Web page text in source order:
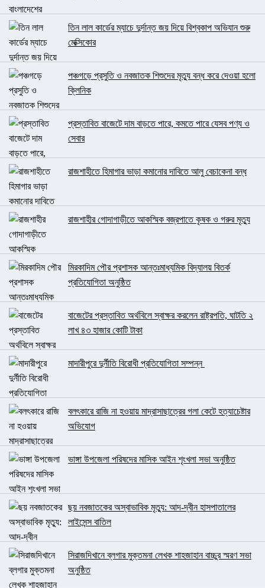
তিন লাল কার্ডের ম্যাচে দুর্দান্ত জয় দিয়ে বিশ্বকাপ অভিযান শুরু
মেক্সিকোর
পঞ্চগড়ে প্রসুতি ও নবজাতক শিশুদের মৃত্যু বন্ধ করে দেওয়া হলো
ক্লিনিক
প্রস্তাবিত বাজেটে দাম বাড়তে পারে, কমতে পারে যেসব পণ্য ও
সেবার
রাজশাহীতে হিমাগার ভাড়া কমানোর দাবিতে আলু বেচাকেনা বন্ধ
রাজশাহীর গোদাগাড়ীতে আকস্মিক বজ্রপাতে কৃষক ও গরুর মৃত্যু
মিরকাদিম পৌর প্রশাসক আন্তঃমাধ্যমিক বিদ্যালয় বিতর্ক
প্রতিযোগিতা অনুষ্ঠিত
বাজেটের প্রস্তাবিত অর্থবিলে স্বাক্ষর করলেন রাষ্ট্রপতি, ঘাটতি ২
লাখ ৪৩ হাজার কোটি টাকা
মাদারীপুরে দুর্নীতি বিরোধী প্রতিযোগিতা সম্পন্ন
বলৎকারে রাজি না হওয়ায় মাদ্রাসাছাত্রের গলা কেটে হত্যাচেষ্টার
অভিযোগ
ভাঙ্গা উপজেলা পরিষদের মাসিক আইন শৃংখলা সভা অনুষ্ঠিত
ছয় নবজাতকের অস্বাভাবিক মৃত্যু: আদ-দ্বীন হাসপাতালের
লাইসেন্স বাতিল
সিরাজদিখানে ব্লগার মুক্তমনা লেখক শাহজাহান বাচ্চুর স্মরণ সভা
অনুষ্ঠিত